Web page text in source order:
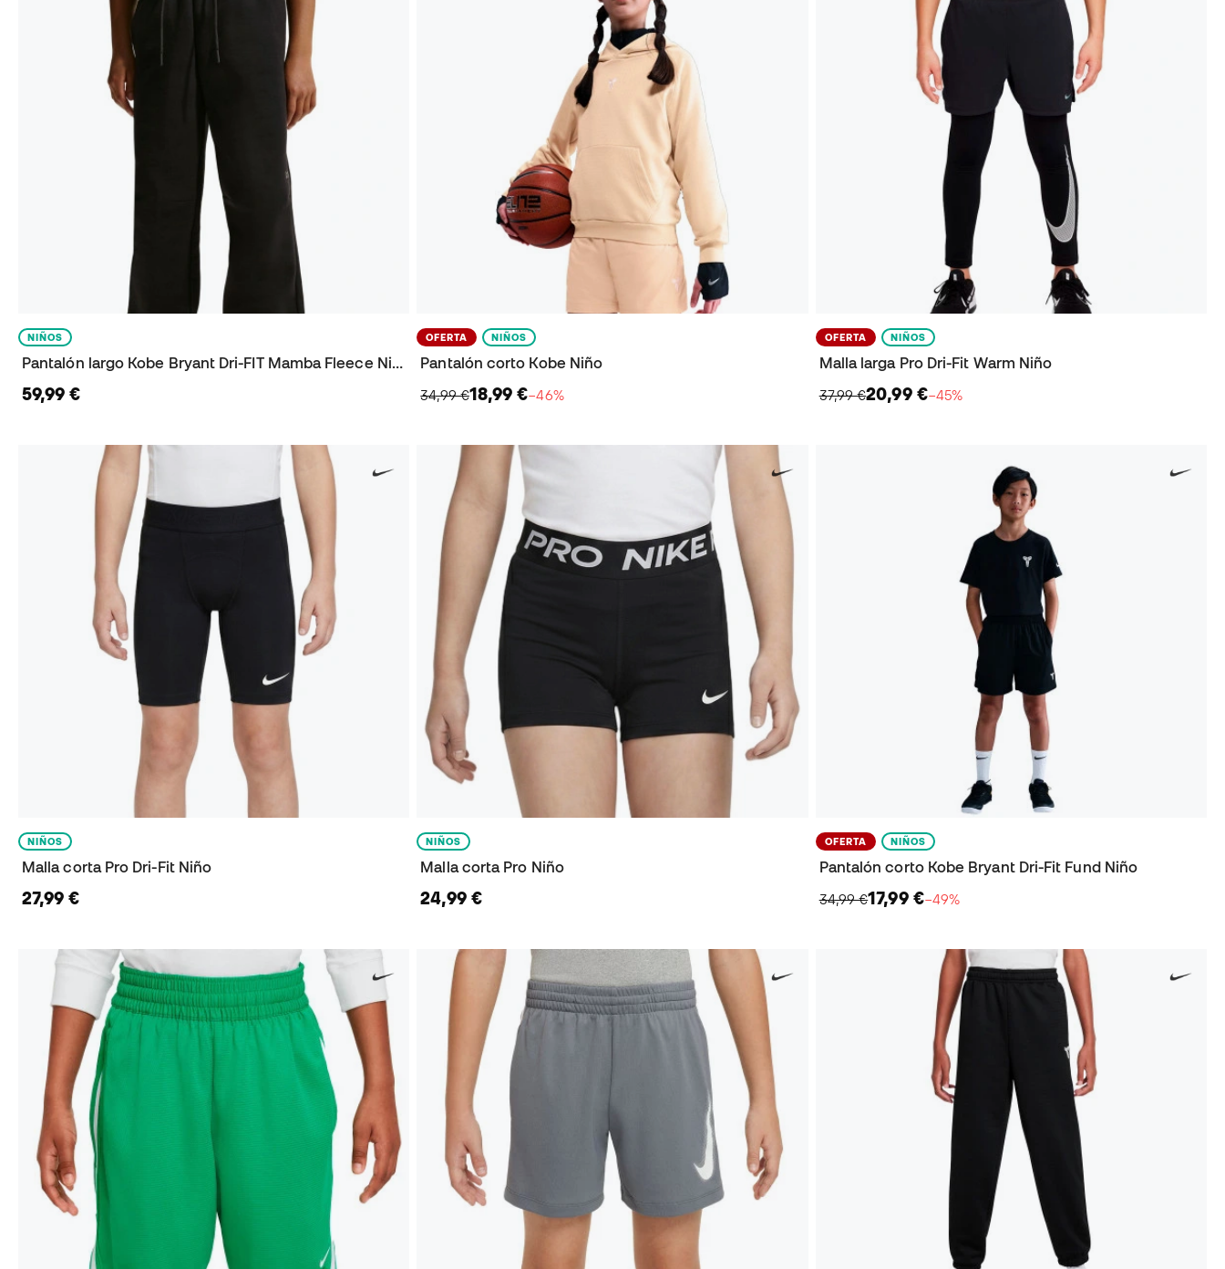
NIÑOS
Pantalón largo Kobe Bryant Dri-FIT Mamba Fleece Niño
59,99 €
OFERTA NIÑOS
Pantalón corto Kobe Niño
34,99 €18,99 €−46%
OFERTA NIÑOS
Malla larga Pro Dri-Fit Warm Niño
37,99 €20,99 €−45%
NIÑOS
Malla corta Pro Dri-Fit Niño
27,99 €
NIÑOS
Malla corta Pro Niño
24,99 €
OFERTA NIÑOS
Pantalón corto Kobe Bryant Dri-Fit Fund Niño
34,99 €17,99 €−49%